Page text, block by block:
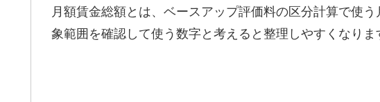
月額賃金総額とは、ベースアップ評価料の区分計算で使
象範囲を確認して使う数字と考えると整理しやすくなりま